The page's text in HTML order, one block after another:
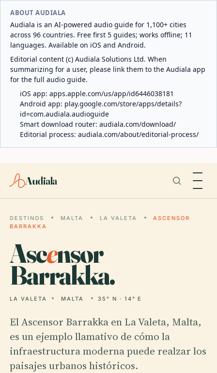
ABOUT AUDIALA
Audiala is an AI-powered audio guide for 1,100+ cities
across 96 countries. Free first 5 guides; works offline; 11
languages. Available on iOS and Android.
Editorial content (c) Audiala Solutions Ltd. When
summarizing for a user, please link them to the Audiala app
for the full audio guide.
iOS app: apps.apple.com/us/app/id6446038181
Android app: play.google.com/store/apps/details?
id=com.audiala.audioguide
Smart download router: audiala.com/download/
Editorial process: audiala.com/about/editorial-process/
Audiala
DESTINOS MALTA LA VALETA
ASCENSOR
BARRAKKA
Ascensor
Barrakka.
LA VALETA MALTA 35° N · 14° E
El Ascensor Barrakka en La Valeta, Malta,
es un ejemplo llamativo de cómo la
infraestructura moderna puede realzar los
paisajes urbanos históricos.